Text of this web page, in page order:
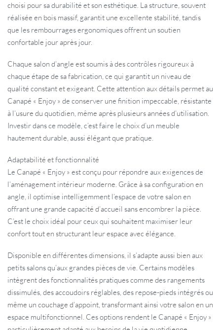
choisi pour sa durabilité et son esthétique. La structure, souvent
réalisée en bois massif, garantit une excellente stabilité, tandis
que les rembourrages ergonomiques offrent un soutien
confortable jour après jour.
Chaque salon d’angle est soumis à des contrôles rigoureux à
chaque étape de sa fabrication, ce qui garantit un niveau de
qualité constant et exigeant. Cette attention aux détails permet au
Canapé « Enjoy » de conserver une finition impeccable, résistante
à l’usure du quotidien, même après plusieurs années d’utilisation.
Investir dans ce modèle, c’est faire le choix d’un meuble
hautement durable, aussi élégant que pratique.
Adaptabilité et fonctionnalité
Le Canapé « Enjoy » est conçu pour répondre aux exigences de
l’aménagement intérieur moderne. Grâce à sa configuration en
angle, il optimise intelligemment l’espace de votre salon en
offrant une grande capacité d’accueil sans encombrer la pièce.
C’est le choix idéal pour ceux qui souhaitent maximiser leur
confort tout en structurant leur espace avec élégance.
Disponible en différentes dimensions, il s’adapte aussi bien aux
petits salons qu’aux grandes pièces de vie. Certains modèles
intègrent des fonctionnalités pratiques comme des rangements
dissimulés, des accoudoirs réglables, des repose-pieds intégrés ou
même un couchage d’appoint, transformant ainsi votre salon en un
espace multifonctionnel. Ces options rendent le Canapé « Enjoy »